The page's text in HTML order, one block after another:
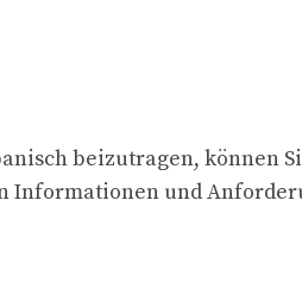
beizutragen, können
Informationen und